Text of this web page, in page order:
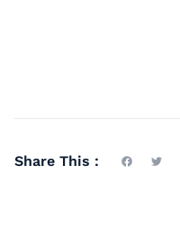
Share This :